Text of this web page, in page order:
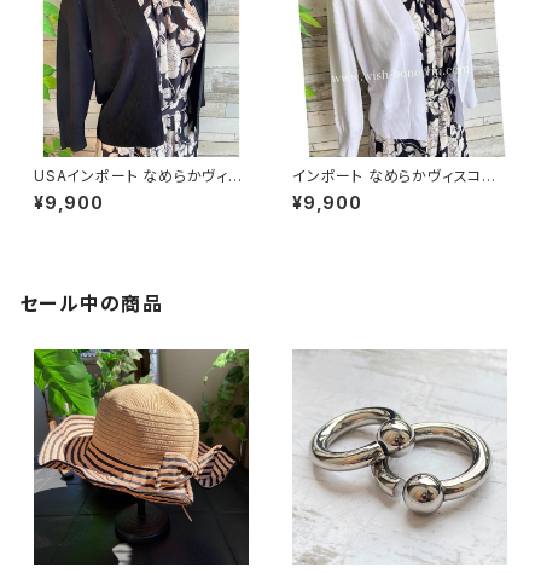
USAインポート なめらかヴィス
コース混 七分袖 カーディガン/
ブラック
¥9,900
インポート なめらかヴィスコー
ス混 羽織り 七～八分袖カーデ
ィガン/ホワイト
¥9,900
セール中の商品